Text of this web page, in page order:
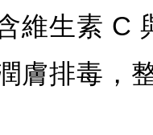
維生素 C
膚排毒，